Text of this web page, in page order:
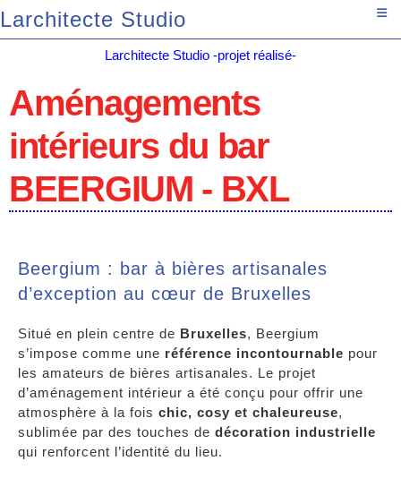
Larchitecte Studio
Larchitecte Studio -projet réalisé-
Aménagements
intérieurs du bar
BEERGIUM - BXL
Beergium : bar à bières artisanales
d’exception au cœur de Bruxelles
Situé en plein centre de Bruxelles, Beergium
s’impose comme une référence incontournable pour
les amateurs de bières artisanales. Le projet
d’aménagement intérieur a été conçu pour offrir une
atmosphère à la fois chic, cosy et chaleureuse,
sublimée par des touches de décoration industrielle
qui renforcent l’identité du lieu.